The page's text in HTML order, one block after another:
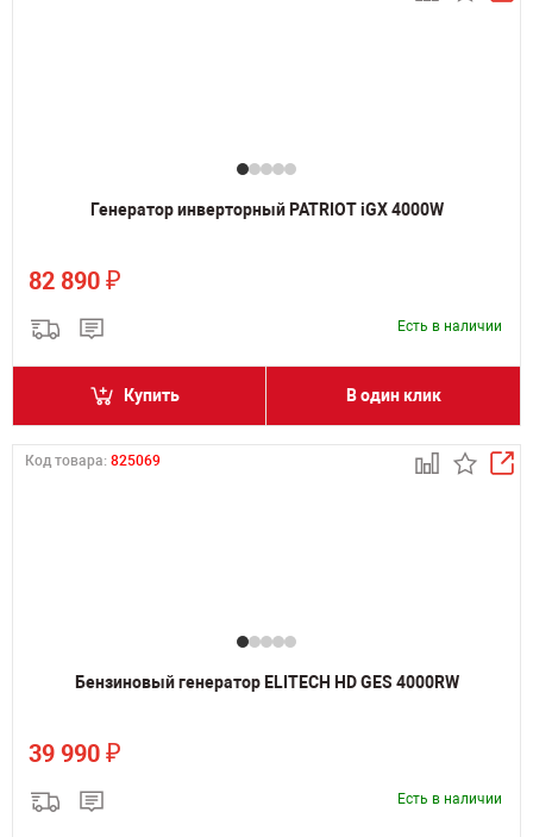
Генератор инверторный PATRIOT iGX 4000W
82 890 ₽
Есть в наличии
Купить В один клик
Код товара: 825069
Бензиновый генератор ELITECH HD GES 4000RW
39 990 ₽
Есть в наличии